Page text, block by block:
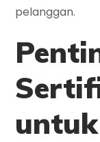
pelanggan.